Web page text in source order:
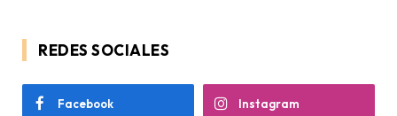
REDES SOCIALES
Facebook Instagram